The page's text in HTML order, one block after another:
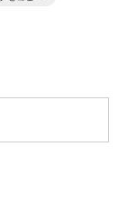
でアプリをダウン